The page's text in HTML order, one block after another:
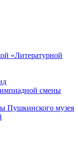
«Литературной
смены
Пушкинского музея